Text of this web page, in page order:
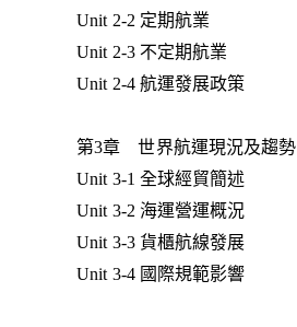
Unit 2-2 定期航業
Unit 2-3 不定期航業
Unit 2-4 航運發展政策
第3章 世界航運現況及趨勢
Unit 3-1 全球經貿簡述
Unit 3-2 海運營運概況
Unit 3-3 貨櫃航線發展
Unit 3-4 國際規範影響